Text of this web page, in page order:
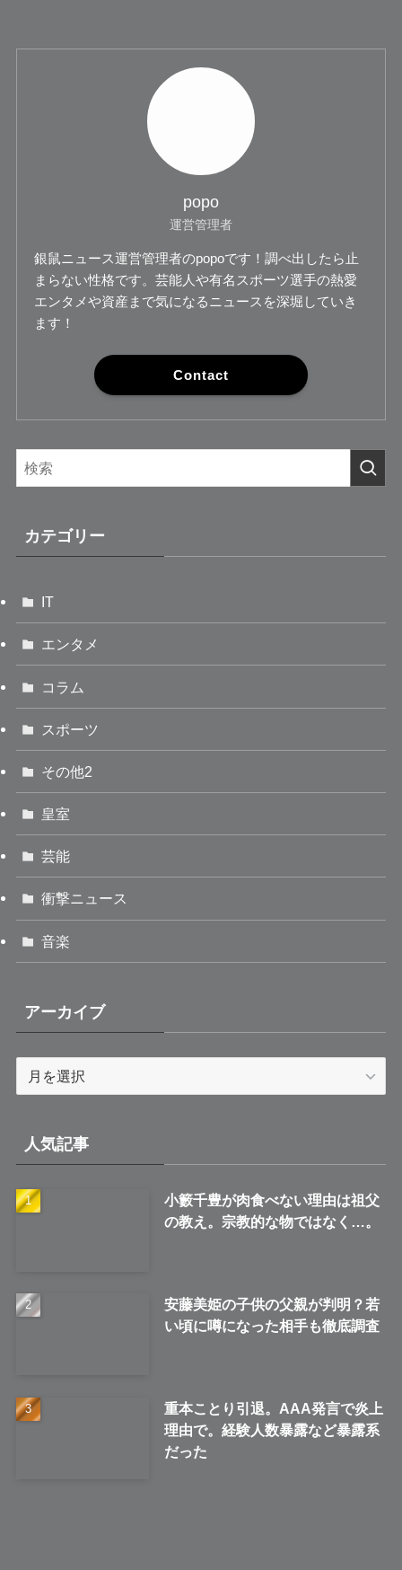
popo
運営管理者
銀鼠ニュース運営管理者のpopoです！調べ出したら止
まらない性格です。芸能人や有名スポーツ選手の熱愛
エンタメや資産まで気になるニュースを深堀していき
ます！
Contact
カテゴリー
IT
エンタメ
コラム
スポーツ
その他2
皇室
芸能
衝撃ニュース
音楽
アーカイブ
ブ
人気記事
小籔千豊が肉食べない理由は祖父
の教え。宗教的な物ではなく…。
安藤美姫の子供の父親が判明？若
い頃に噂になった相手も徹底調査
重本ことり引退。AAA発言で炎上
理由で。経験人数暴露など暴露系
だった